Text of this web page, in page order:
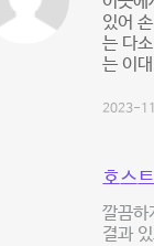
있어
는 다
는 이
2023-
호스
깔끔하
결과